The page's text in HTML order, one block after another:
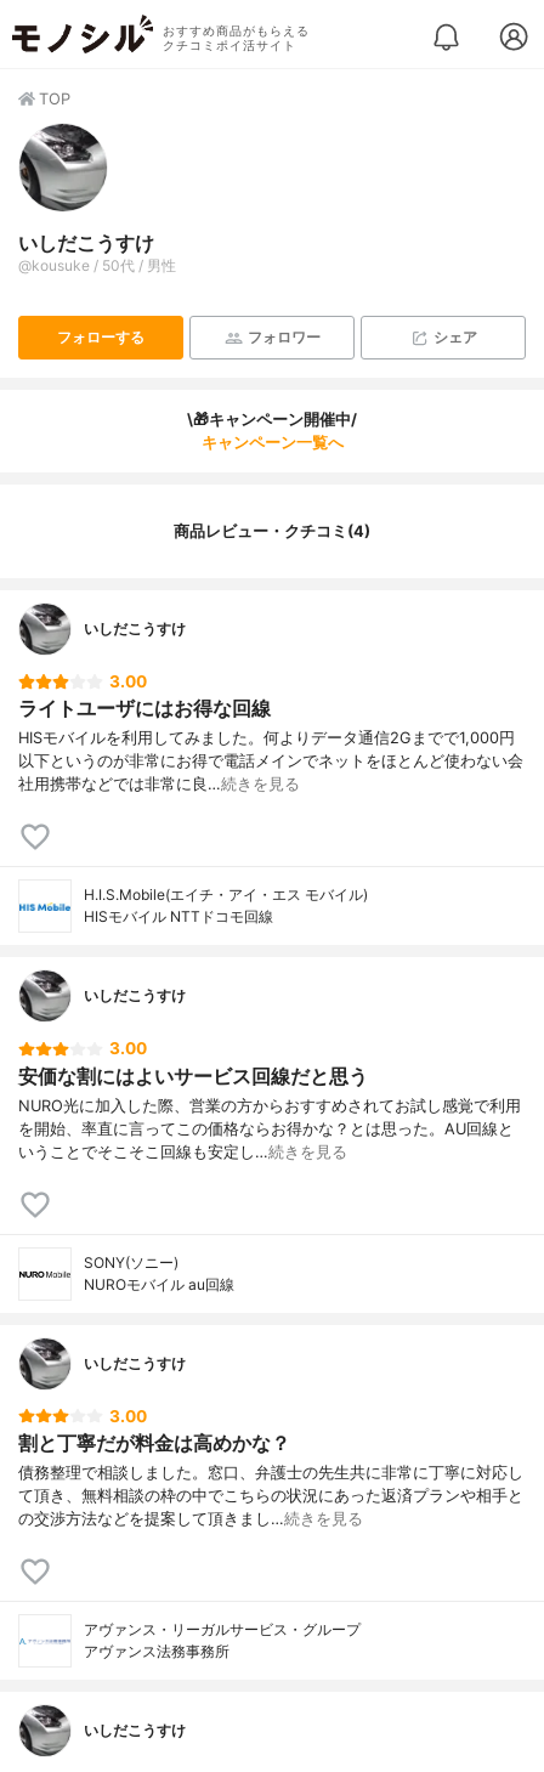
おすすめ商品がもらえる
クチコミポイ活サイト
TOP
いしだこうすけ
@kousuke / 50代 / 男性
フォローする フォロワー シェア
\🎁キャンペーン開催中/
キャンペーン一覧へ
商品レビュー・クチコミ(4)
いしだこうすけ
3.00
ライトユーザにはお得な回線
HISモバイルを利用してみました。何よりデータ通信2Gまでで1,000円
以下というのが非常にお得で電話メインでネットをほとんど使わない会
社用携帯などでは非常に良…続きを見る
H.I.S.Mobile(エイチ・アイ・エス モバイル)
HISモバイル NTTドコモ回線
いしだこうすけ
3.00
安価な割にはよいサービス回線だと思う
NURO光に加入した際、営業の方からおすすめされてお試し感覚で利用
を開始、率直に言ってこの価格ならお得かな？とは思った。AU回線と
いうことでそこそこ回線も安定し…続きを見る
SONY(ソニー)
NUROモバイル au回線
いしだこうすけ
3.00
割と丁寧だが料金は高めかな？
債務整理で相談しました。窓口、弁護士の先生共に非常に丁寧に対応し
て頂き、無料相談の枠の中でこちらの状況にあった返済プランや相手と
の交渉方法などを提案して頂きまし…続きを見る
アヴァンス・リーガルサービス・グループ
アヴァンス法務事務所
いしだこうすけ